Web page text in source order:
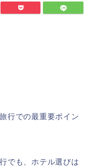
行での最重要ポイン
でも、ホテル選びは